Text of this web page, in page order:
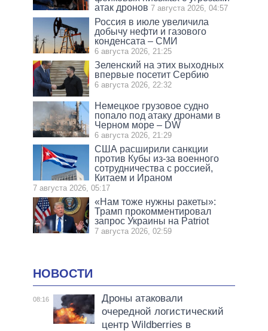
атак дронов 7 августа 2026, 04:57
Россия в июле увеличила
добычу нефти и газового
конденсата – СМИ
6 августа 2026, 21:25
Зеленский на этих выходных
впервые посетит Сербию
6 августа 2026, 22:32
Немецкое грузовое судно
попало под атаку дронами в
Черном море – DW
6 августа 2026, 21:29
США расширили санкции
против Кубы из-за военного
сотрудничества с россией,
Китаем и Ираном
7 августа 2026, 05:17
«Нам тоже нужны ракеты»:
Трамп прокомментировал
запрос Украины на Patriot
7 августа 2026, 02:59
НОВОСТИ
08:16
Дроны атаковали
очередной логистический
центр Wildberries в